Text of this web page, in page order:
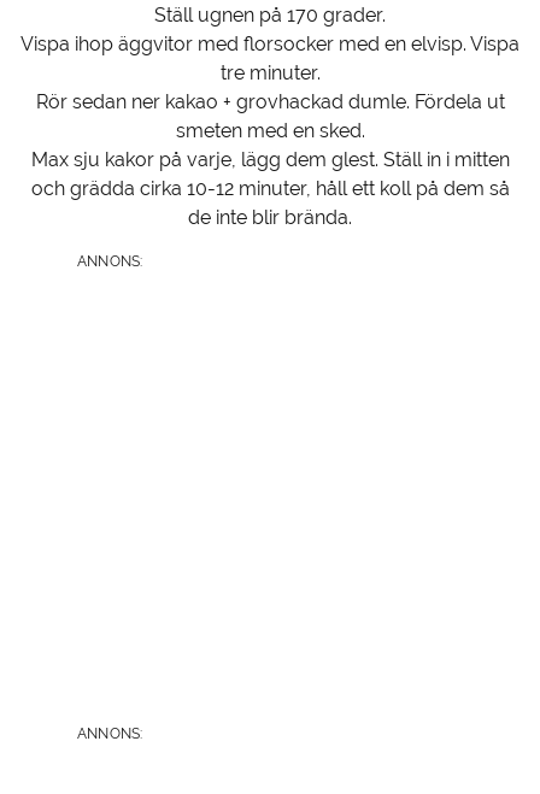
Ställ ugnen på 170 grader.
Vispa ihop äggvitor med florsocker med en elvisp. Vispa
tre minuter.
Rör sedan ner kakao + grovhackad dumle. Fördela ut
smeten med en sked.
Max sju kakor på varje, lägg dem glest. Ställ in i mitten
och grädda cirka 10-12 minuter, håll ett koll på dem så
de inte blir brända.